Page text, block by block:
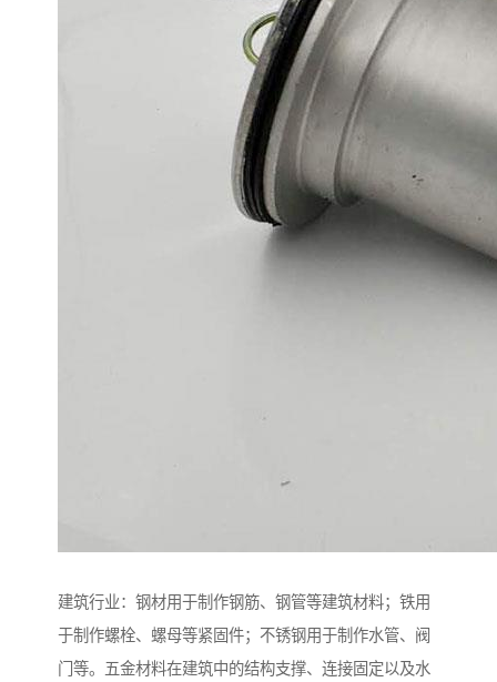
建筑行业：钢材用于制作钢筋、钢管等建筑材料；铁用
于制作螺栓、螺母等紧固件；不锈钢用于制作水管、阀
门等。五金材料在建筑中的结构支撑、连接固定以及水